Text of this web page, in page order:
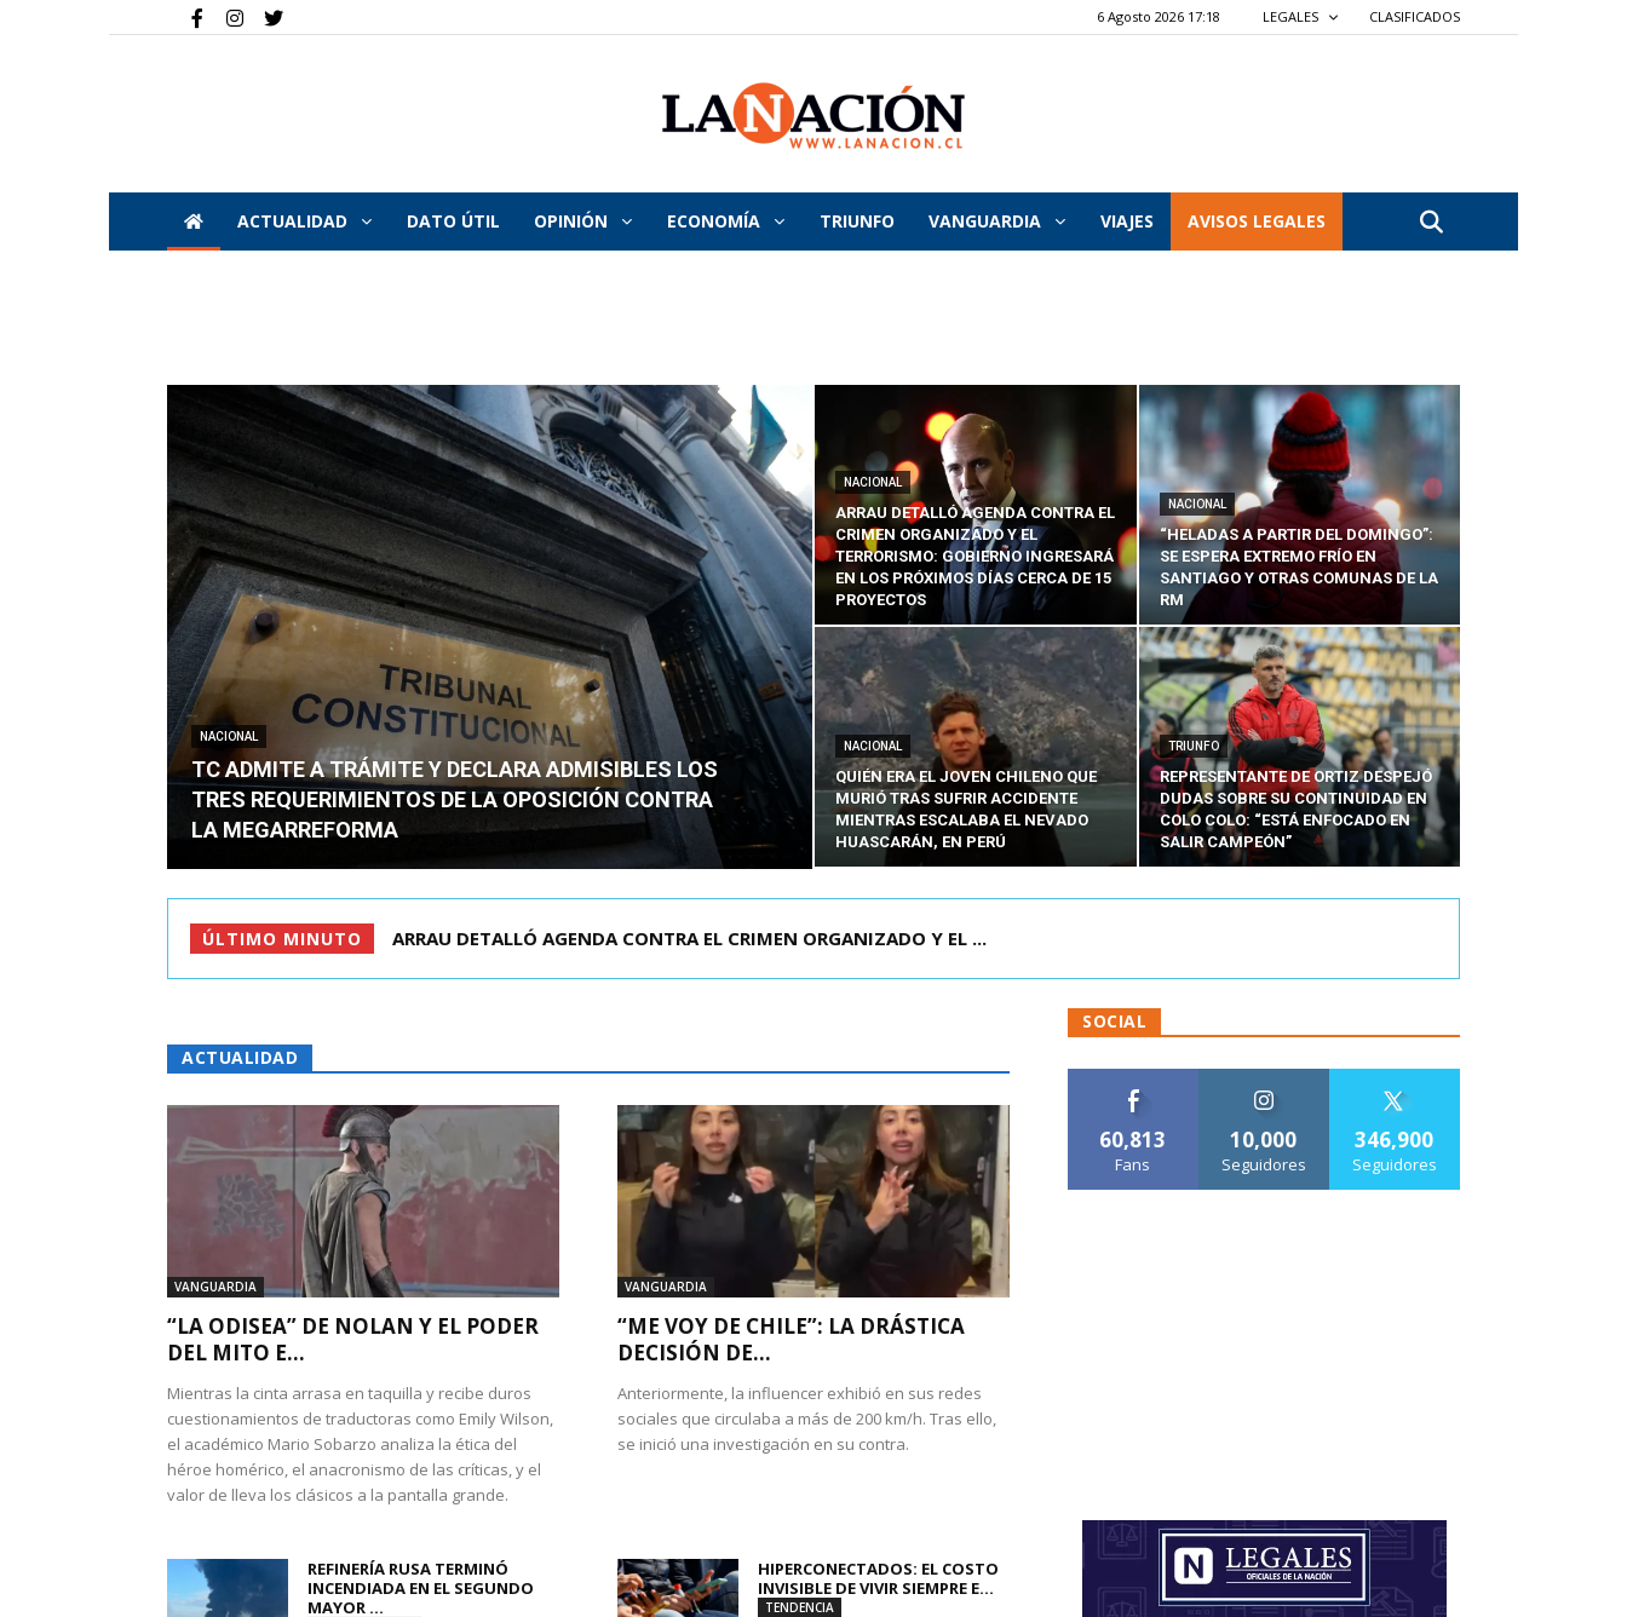
6 Agosto 2026 17:18 LEGALES CLASIFICADOS
La
Nación
ACTUALIDAD DATO ÚTIL OPINIÓN ECONOMÍA TRIUNFO VANGUARDIA VIAJES AVISOS LEGALES
NACIONAL
TC ADMITE A TRÁMITE Y DECLARA ADMISIBLES LOS
TRES REQUERIMIENTOS DE LA OPOSICIÓN CONTRA
LA MEGARREFORMA
NACIONAL
ARRAU DETALLÓ AGENDA CONTRA EL
CRIMEN ORGANIZADO Y EL
TERRORISMO: GOBIERNO INGRESARÁ
EN LOS PRÓXIMOS DÍAS CERCA DE 15
PROYECTOS
NACIONAL
“HELADAS A PARTIR DEL DOMINGO”:
SE ESPERA EXTREMO FRÍO EN
SANTIAGO Y OTRAS COMUNAS DE LA
RM
NACIONAL
QUIÉN ERA EL JOVEN CHILENO QUE
MURIÓ TRAS SUFRIR ACCIDENTE
MIENTRAS ESCALABA EL NEVADO
HUASCARÁN, EN PERÚ
TRIUNFO
REPRESENTANTE DE ORTIZ DESPEJÓ
DUDAS SOBRE SU CONTINUIDAD EN
COLO COLO: “ESTÁ ENFOCADO EN
SALIR CAMPEÓN”
ÚLTIMO MINUTO “HELADAS A PARTIR DEL DOMINGO”: SE ESPERA ...
ACTUALIDAD
VANGUARDIA
“LA ODISEA” DE NOLAN Y EL PODER
DEL MITO E...
Mientras la cinta arrasa en taquilla y recibe duros
cuestionamientos de traductoras como Emily Wilson,
el académico Mario Sobarzo analiza la ética del
héroe homérico, el anacronismo de las críticas, y el
valor de lleva los clásicos a la pantalla grande.
VANGUARDIA
“ME VOY DE CHILE”: LA DRÁSTICA
DECISIÓN DE...
Anteriormente, la influencer exhibió en sus redes
sociales que circulaba a más de 200 km/h. Tras ello,
se inició una investigación en su contra.
REFINERÍA RUSA TERMINÓ
INCENDIADA EN EL SEGUNDO
MAYOR ...
HIPERCONECTADOS: EL COSTO
INVISIBLE DE VIVIR SIEMPRE E...
TENDENCIA
SOCIAL
60,813
Fans
10,000
Seguidores
346,900
Seguidores